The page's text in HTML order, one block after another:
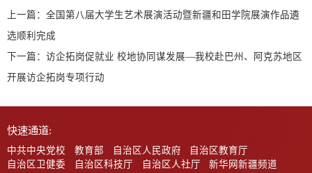
上一篇： 全国第八届大学生艺术展演活动暨新疆和田学院展演作品遴
选顺利完成
下一篇： 访企拓岗促就业 校地协同谋发展—我校赴巴州、阿克苏地区
开展访企拓岗专项行动
快速通道:
中共中央党校 教育部 自治区人民政府
自治区教育厅
自治区卫健委
自治区科技厅 自治区人社厅
新华网新疆频道